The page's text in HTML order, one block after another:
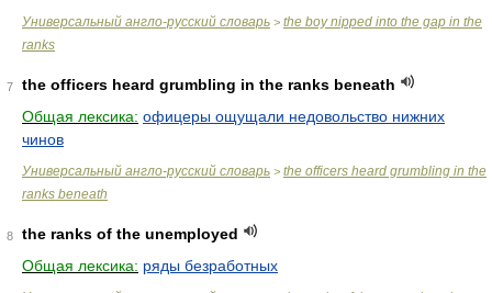
Универсальный англо-русский словарь > the boy nipped into the gap in the
ranks
7
the officers heard grumbling in the ranks beneath
Общая лексика: офицеры ощущали недовольство нижних
чинов
Универсальный англо-русский словарь > the officers heard grumbling in the
ranks beneath
8
the ranks of the unemployed
Общая лексика: ряды безработных